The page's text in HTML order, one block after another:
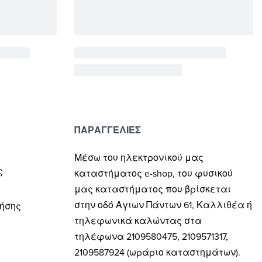
ΠΑΡΑΓΓΕΛΙΕΣ
Μέσω του ηλεκτρονικού μας
καταστήματος e-shop, του φυσικού
μας καταστήματος που βρίσκεται
στην οδό Αγιων Πάντων 61, Καλλιθέα ή
τηλεφωνικά καλώντας στα
τηλέφωνα 2109580475, 2109571317,
2109587924 (ωράριο καταστημάτων).